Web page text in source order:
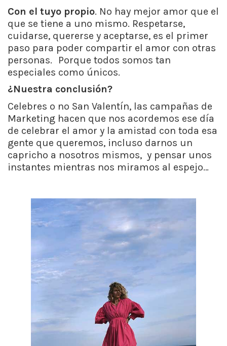
Con el tuyo propio. No hay mejor amor que el
que se tiene a uno mismo. Respetarse,
cuidarse, quererse y aceptarse, es el primer
paso para poder compartir el amor con otras
personas. Porque todos somos tan
especiales como únicos.
¿Nuestra conclusión?
Celebres o no San Valentín, las campañas de
Marketing hacen que nos acordemos ese día
de celebrar el amor y la amistad con toda esa
gente que queremos, incluso darnos un
capricho a nosotros mismos, y pensar unos
instantes mientras nos miramos al espejo…